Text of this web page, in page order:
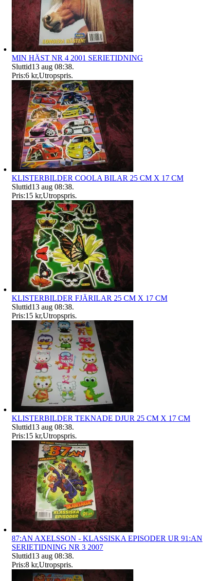
MIN HÄST NR 4 2001 SERIETIDNING
Sluttid13 aug 08:38.
Pris:6 kr,Utropspris.
KLISTERBILDER COOLA BILAR 25 CM X 17 CM
Sluttid13 aug 08:38.
Pris:15 kr,Utropspris.
KLISTERBILDER FJÄRILAR 25 CM X 17 CM
Sluttid13 aug 08:38.
Pris:15 kr,Utropspris.
KLISTERBILDER TEKNADE DJUR 25 CM X 17 CM
Sluttid13 aug 08:38.
Pris:15 kr,Utropspris.
87:AN AXELSSON - KLASSISKA EPISODER UR 91:AN
SERIETIDNING NR 3 2007
Sluttid13 aug 08:38.
Pris:8 kr,Utropspris.